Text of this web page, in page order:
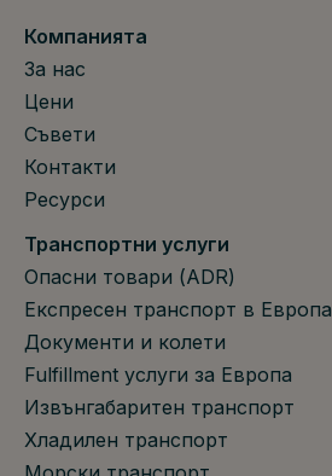
Компанията
За нас
Цени
Съвети
Контакти
Ресурси
Транспортни услуги
Опасни товари (ADR)
Експресен транспорт в Европа
Документи и колети
Fulfillment услуги за Европа
Извънгабаритен транспорт
Хладилен транспорт